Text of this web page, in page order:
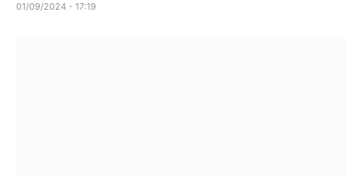
01/09/2024 - 17:19